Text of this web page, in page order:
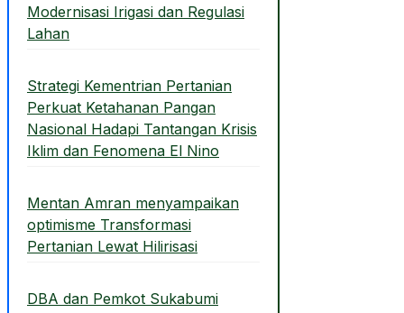
Modernisasi Irigasi dan Regulasi
Lahan
Strategi Kementrian Pertanian
Perkuat Ketahanan Pangan
Nasional Hadapi Tantangan Krisis
Iklim dan Fenomena El Nino
Mentan Amran menyampaikan
optimisme Transformasi
Pertanian Lewat Hilirisasi
DBA dan Pemkot Sukabumi